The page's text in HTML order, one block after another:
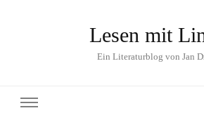
Lesen mit
Ein Literaturblog von Jan